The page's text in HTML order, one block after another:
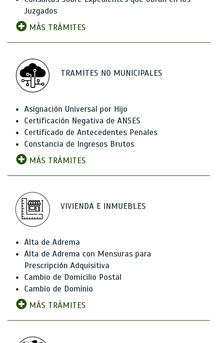
Juzgados
MÁS TRÁMITES
TRAMITES NO MUNICIPALES
Asignación Universal por Hijo
Certificación Negativa de ANSES
Certificado de Antecedentes Penales
Constancia de Ingresos Brutos
MÁS TRÁMITES
VIVIENDA E INMUEBLES
Alta de Adrema
Alta de Adrema con Mensuras para
Prescripción Adquisitiva
Cambio de Domicilio Postal
Cambio de Dominio
MÁS TRÁMITES